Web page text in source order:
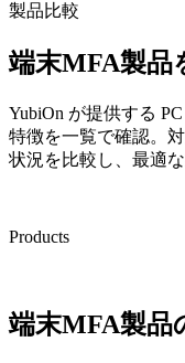
製品比較
端末MFA製品
YubiOn が提供する
特徴を一覧で確認。
状況を比較し、最適
Products
端末MFA製品